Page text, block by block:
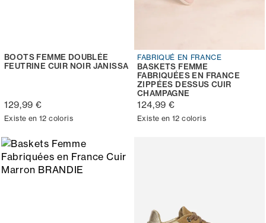
BOOTS FEMME DOUBLÉE
FEUTRINE CUIR NOIR JANISSA
129,99 €
Existe en 12 coloris
FABRIQUÉ EN FRANCE
BASKETS FEMME
FABRIQUÉES EN FRANCE
ZIPPÉES DESSUS CUIR
CHAMPAGNE
124,99 €
Existe en 12 coloris